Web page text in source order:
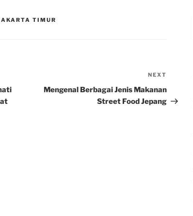
TIMUR
Post
NEXT
Mengenal Berbagai Jenis Makanan
Street Food Jepang